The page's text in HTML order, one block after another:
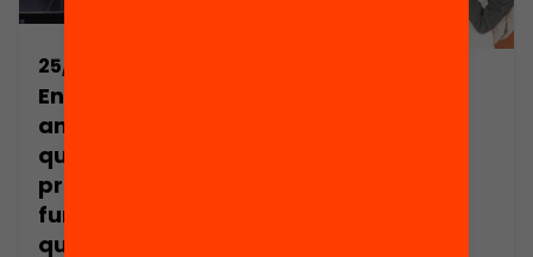
25/11/2025
Ensenyar a llegir
amb garanties:
quines
pràctiques
funcionen i
quines